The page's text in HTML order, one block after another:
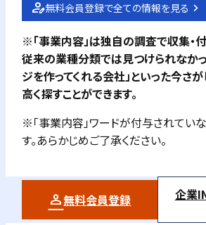
無料会員登録で全ての情報を見る
※「事業内容」は独自の調査で収集・
従来の業種分類では見つけられなかっ
ジを作ってくれる会社」といった今さ
高く探すことができます。
※「事業内容」ワードが付与されてい
す。あらかじめご了承ください。
無料会員登録 企業